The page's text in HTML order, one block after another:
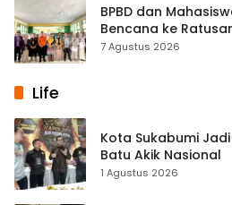
BPBD dan
Bencana ke Ratusan
Simpenan
7 Agustus 2026
Life
Kota Sukabumi
Batu Akik Nasional
1 Agustus 2026